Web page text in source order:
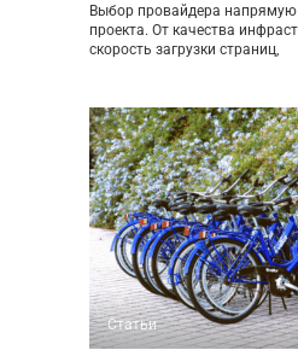
Выбор провайдера напрямую
проекта. От качества
скорость загрузки страниц,
Статьи